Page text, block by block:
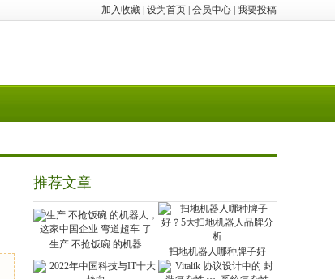
加入收藏 设为首页 会员中心 我要投稿
推荐文章
生产 不抢饭碗 的机器
扫地机器人哪种牌子好